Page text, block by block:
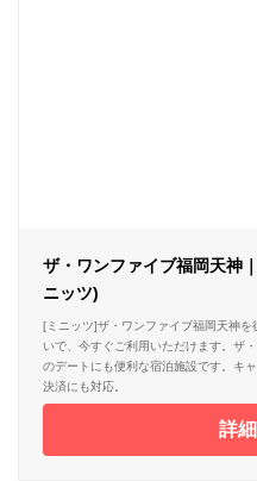
ザ・ワンファイブ福岡天神
ニッツ)
[ミニッツ]ザ・ワンファイブ福岡天神
いで、今すぐご利用いただけます。ザ
のデートにも便利な宿泊施設です。キ
決済にも対応。
詳